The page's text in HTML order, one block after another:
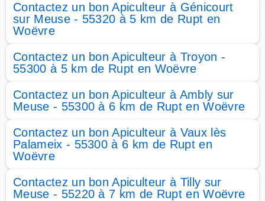
Contactez un bon Apiculteur à Génicourt
sur Meuse - 55320 à 5 km de Rupt en
Woëvre
Contactez un bon Apiculteur à Troyon -
55300 à 5 km de Rupt en Woëvre
Contactez un bon Apiculteur à Ambly sur
Meuse - 55300 à 6 km de Rupt en Woëvre
Contactez un bon Apiculteur à Vaux lès
Palameix - 55300 à 6 km de Rupt en
Woëvre
Contactez un bon Apiculteur à Tilly sur
Meuse - 55220 à 7 km de Rupt en Woëvre